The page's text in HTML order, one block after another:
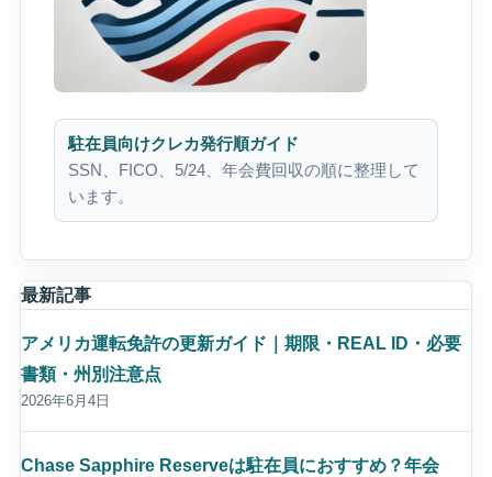
駐在員向けクレカ発行順ガイド
SSN、FICO、5/24、年会費回収の順に整理して
います。
最新記事
アメリカ運転免許の更新ガイド｜期限・REAL ID・必要
書類・州別注意点
2026年6月4日
Chase Sapphire Reserveは駐在員におすすめ？年会